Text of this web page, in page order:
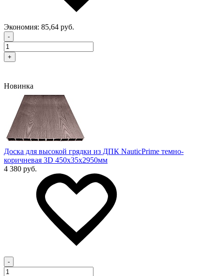
Экономия: 85,64 руб.
-
+
Новинка
Доска для высокой грядки из ДПК NauticPrime темно-
коричневая 3D 450х35х2950мм
4 380 руб.
-